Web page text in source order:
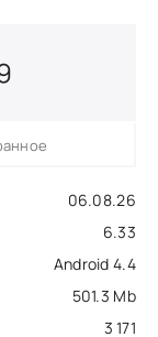
06.08.26
6.33
Android 4.4
501.3 Mb
3 171